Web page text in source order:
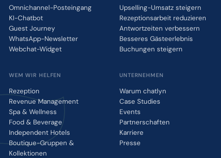
Omnichannel-Posteingang
KI-Chatbot
Guest Journey
WhatsApp-Newsletter
Webchat-Widget
Upselling-Umsatz steigern
Rezeptionsarbeit reduzieren
Antwortzeiten verbessern
Besseres Gästeerlebnis
Buchungen steigern
WEM WIR HELFEN
Rezeption
Revenue Management
Spa & Wellness
Food & Beverage
Independent Hotels
Boutique-Gruppen &
Kollektionen
UNTERNEHMEN
Warum chatlyn
Case Studies
Events
Partnerschaften
Karriere
Presse